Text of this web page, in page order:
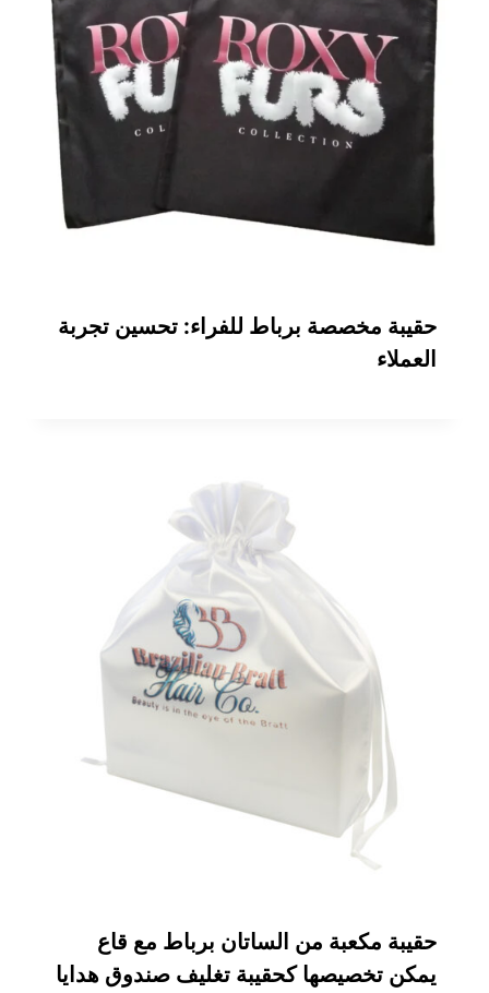
حقيبة مخصصة برباط للفراء: تحسين تجربة
العملاء
حقيبة مكعبة من الساتان برباط مع قاع
يمكن تخصيصها كحقيبة تغليف صندوق هدايا